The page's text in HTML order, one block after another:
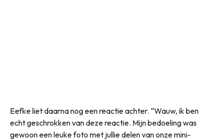
Eefke liet daarna nog een reactie achter. “Wauw, ik ben
echt geschrokken van deze reactie. Mijn bedoeling was
gewoon een leuke foto met jullie delen van onze mini-